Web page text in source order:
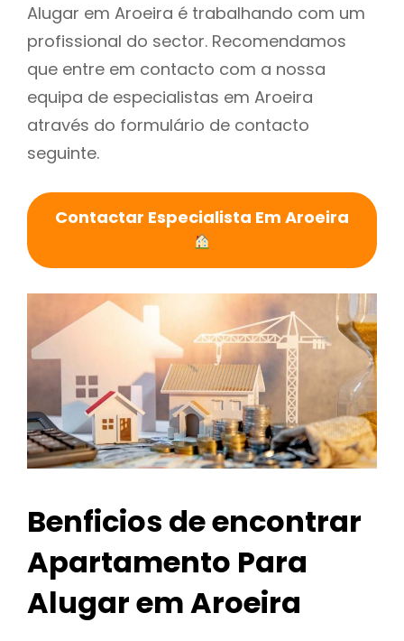
Alugar em Aroeira é trabalhando com um
profissional do sector. Recomendamos
que entre em contacto com a nossa
equipa de especialistas em Aroeira
através do formulário de contacto
seguinte.
Contactar Especialista Em Aroeira
Benficios de encontrar
Apartamento Para
Alugar em Aroeira